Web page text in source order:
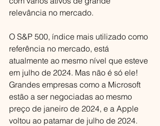
relevância no mercado.
O S&P 500, índice mais utilizado como
referência no mercado, está
atualmente ao mesmo nível que esteve
em julho de 2024. Mas não é só ele!
Grandes empresas como a Microsoft
estão a ser negociadas ao mesmo
preço de janeiro de 2024, e a Apple
voltou ao patamar de julho de 2024.